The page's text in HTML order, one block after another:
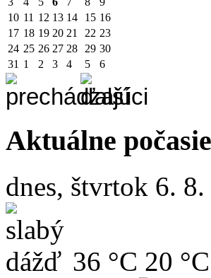
10 11 12 13 14 15 16
17 18 19 20 21 22 23
24 25 26 27 28 29 30
31 1 2 3 4 5 6
Aktuálne počasie
dnes, štvrtok 6.
36 °C 20 °C